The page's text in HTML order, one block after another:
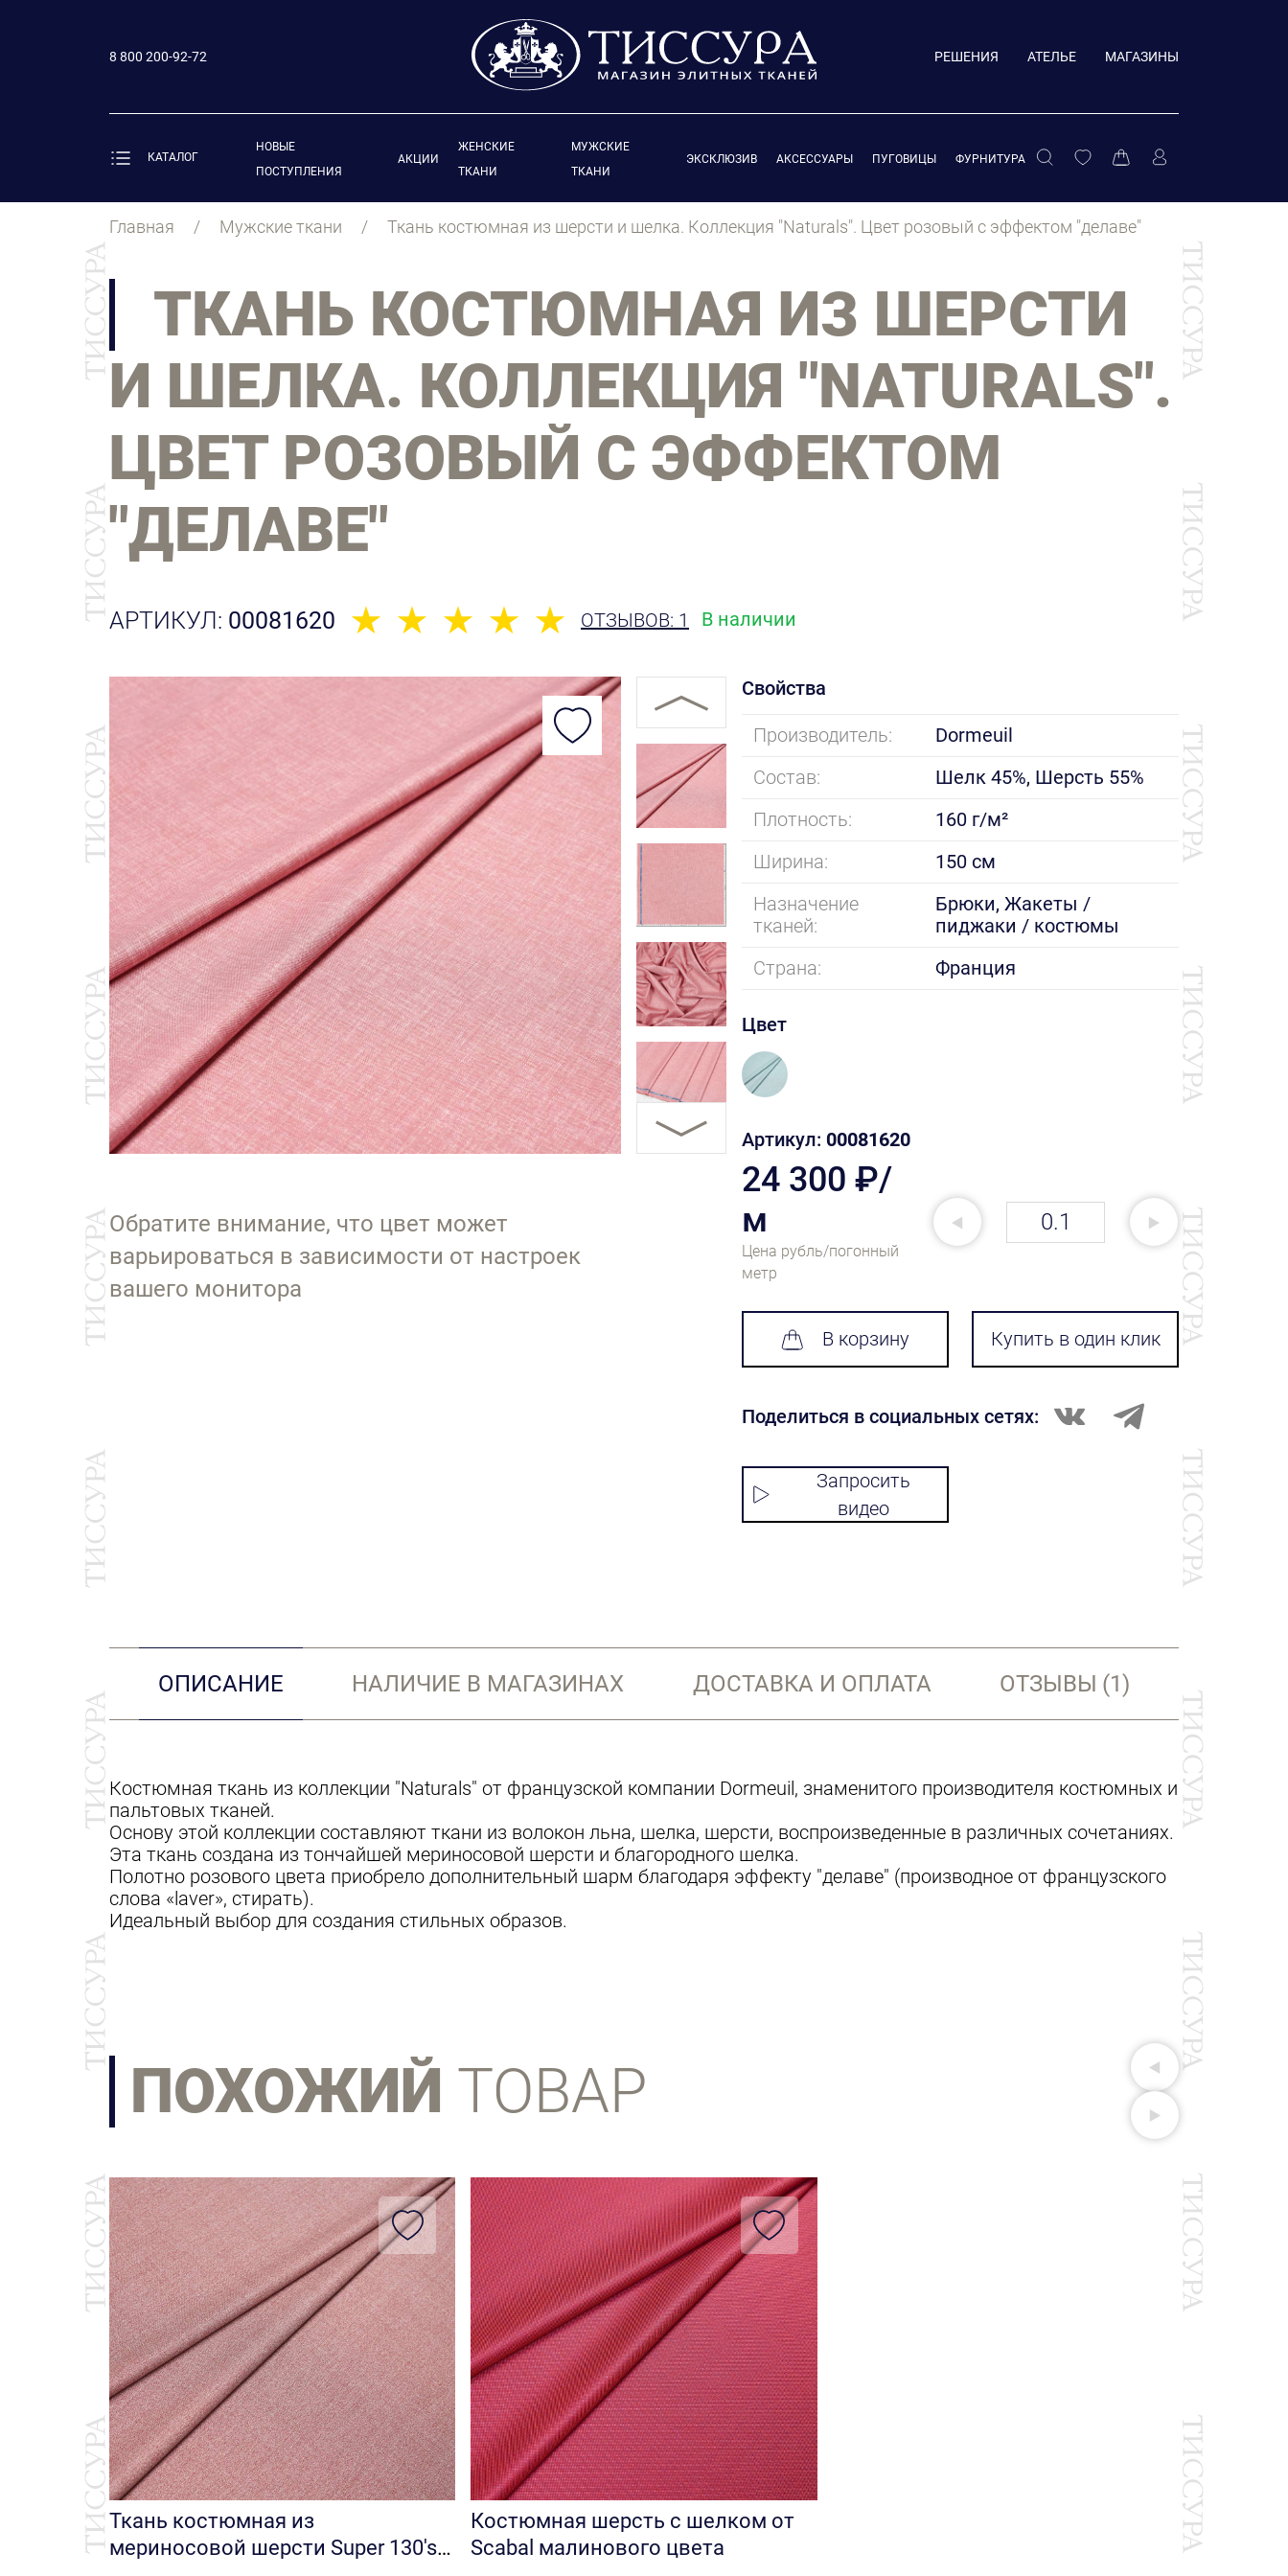
8 800 200-92-72 РЕШЕНИЯ АТЕЛЬЕ МАГАЗИНЫ
КАТАЛОГ
НОВЫЕ
ПОСТУПЛЕНИЯ
АКЦИИ
ЖЕНСКИЕ
ТКАНИ
МУЖСКИЕ
ТКАНИ
ЭКСКЛЮЗИВ АКСЕССУАРЫ ПУГОВИЦЫ ФУРНИТУРА
Главная Мужские ткани Ткань костюмная из шерсти и шелка. Коллекция "Naturals". Цвет розовый с эффектом "делаве"
ТКАНЬ КОСТЮМНАЯ ИЗ ШЕРСТИ
И ШЕЛКА. КОЛЛЕКЦИЯ "NATURALS".
ЦВЕТ РОЗОВЫЙ С ЭФФЕКТОМ
"ДЕЛАВЕ"
АРТИКУЛ: 00081620 ОТЗЫВОВ: 1 В наличии
Обратите внимание, что цвет может
варьироваться в зависимости от настроек
вашего монитора
Свойства
Производитель:
Dormeuil
Состав:
Шелк 45%, Шерсть 55%
Плотность:
160 г/м²
Ширина:
150 см
Назначение
тканей:
Брюки, Жакеты /
пиджаки / костюмы
Страна:
Франция
Цвет
Артикул: 00081620
24 300 ₽/
м
Цена рубль/погонный
метр
В корзину Купить в один клик
Поделиться в социальных сетях:
Запросить
видео
ОПИСАНИЕ НАЛИЧИЕ В МАГАЗИНАХ ДОСТАВКА И ОПЛАТА ОТЗЫВЫ (1)
Костюмная ткань из коллекции "Naturals" от французской компании Dormeuil, знаменитого производителя костюмных и
пальтовых тканей.
Основу этой коллекции составляют ткани из волокон льна, шелка, шерсти, воспроизведенные в различных сочетаниях.
Эта ткань создана из тончайшей мериносовой шерсти и благородного шелка.
Полотно розового цвета приобрело дополнительный шарм благодаря эффекту "делаве" (производное от французского
слова «laver», стирать).
Идеальный выбор для создания стильных образов.
ПОХОЖИЙ ТОВАР
Ткань костюмная из
мериносовой шерсти Super 130's
Костюмная шерсть с шелком от
Scabal малинового цвета